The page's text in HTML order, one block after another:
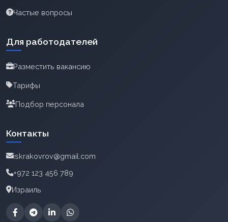
Частые вопросы
Для работодателей
Разместить вакансию
Тарифы
Подбор персонала
Контакты
iskrakovrov@gmail.com
+972 123 456 789
Израиль